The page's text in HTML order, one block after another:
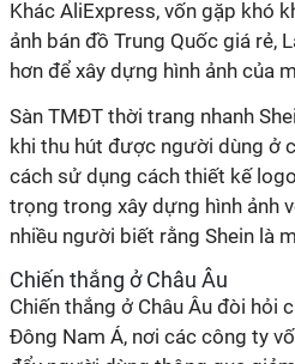
Khác AliExpress, vốn gặp khó
ảnh bán đồ Trung Quốc giá rẻ,
hơn để xây dựng hình ảnh của
Sàn TMĐT thời trang nhanh
khi thu hút được người dùng ở
cách sử dụng cách thiết kế
trọng trong xây dựng hình ảnh
nhiều người biết rằng Shein là
Chiến thắng ở Châu Âu
Chiến thắng ở Châu Âu đòi hỏi
Đông Nam Á, nơi các công ty